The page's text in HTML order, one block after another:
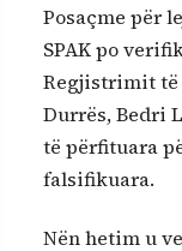
Posaçme për
SPAK po
Regjistrimit të
Durrës, Bedri
të përfituara
falsifikuara.
Nën hetim u